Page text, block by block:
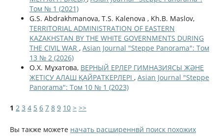
Том № 1 (2021)
G.S. Abdrakhmanova, T.S. Kalenova , Kh.B. Maslov,
TERRITORIAL ADMINISTRATION OF EASTERN
KAZAKHSTAN BY THE WHITE GOVERNMENTS DURING
THE CIVIL WAR , Asian Journal "Steppe Panorama": Том
13 № 2 (2026)
О.Х. Мұхатова, ВЕРНЫЙ ЕРЛЕР ГИМНАЗИЯСЫ ЖӘНЕ
ЖЕТІСУ АЛАШ ҚАЙРАТКЕРЛЕРІ , Asian Journal "Steppe
Panorama": Том 10 № 1 (2023)
1 2 3 4 5 6 7 8 9 10 > >>
Вы также можете начать расширеннвй поиск похожих